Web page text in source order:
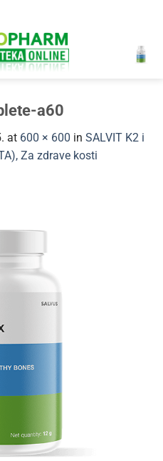
a60
at 600 × 600 in SALVIT K2 i
Za zdrave kosti